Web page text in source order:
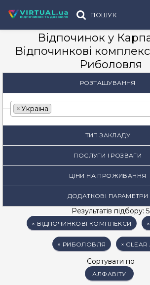
ПОШУК
Відпочинок у
Відпочинкові
Риболовля
РОЗТАШУВАННЯ
×Україна
ТИП ЗАКЛАДУ
ПОСЛУГИ І РОЗВАГИ
ЦІНИ НА ПРОЖИВАННЯ
ДОДАТКОВІ ПАРАМЕТРИ
Результатів підбору: 5
× ВІДПОЧИНКОВІ КОМПЛЕКСИ
× РИБОЛОВЛЯ × CLEAR
Сортувати по
АЛФАВІТУ